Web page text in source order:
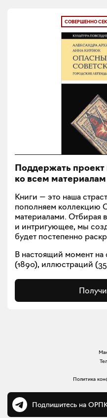
СОВЕРШЕННО
Поддержать проект
ко всем материалам
Книги — это наша
пополняем коллекцию
материалами. Отбирая
и интригующее, мы
будет постепенно
В настоящий момент на
(1890), иллюстраций (
Политика
Подпишитесь на